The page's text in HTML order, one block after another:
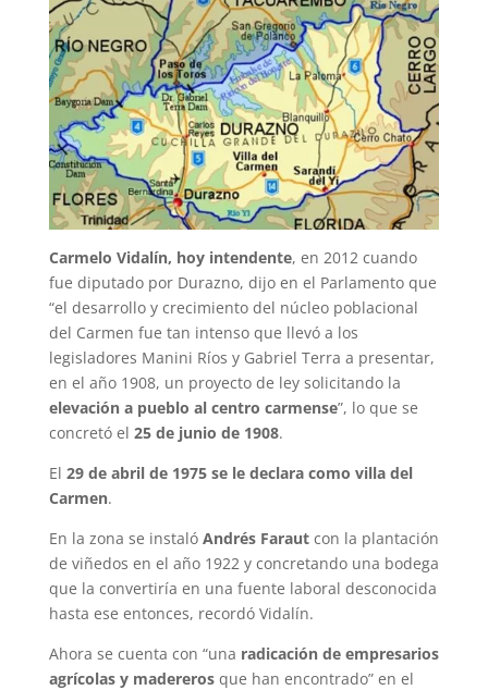
Carmelo Vidalín, hoy intendente, en 2012 cuando
fue diputado por Durazno, dijo en el Parlamento que
“el desarrollo y crecimiento del núcleo poblacional
del Carmen fue tan intenso que llevó a los
legisladores Manini Ríos y Gabriel Terra a presentar,
en el año 1908, un proyecto de ley solicitando la
elevación a pueblo al centro carmense”, lo que se
concretó el 25 de junio de 1908.
El 29 de abril de 1975 se le declara como villa del
Carmen.
En la zona se instaló Andrés Farautcon la plantación
de viñedos en el año 1922 y concretando una bodega
que la convertiría en una fuente laboral desconocida
hasta ese entonces, recordó Vidalín.
Ahora se cuenta con “una radicación de empresarios
agrícolas y madererosque han encontrado” en el